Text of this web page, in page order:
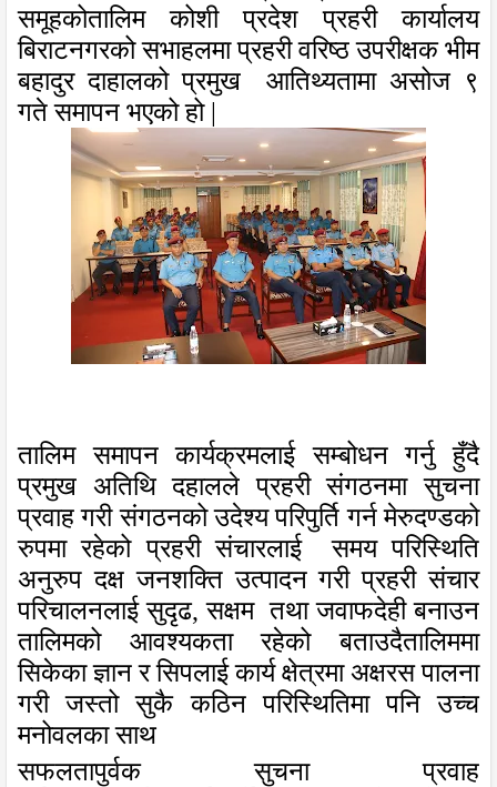
समूहकोतालिम
कोशी प्रदेश प्रहरी कार्यालय
बिराटनगरको सभाहलमा प्रहरी वरिष्ठ उपरीक्षक भीम
बहादुर दाहालको प्रमुखआतिथ्यतामाअसोज ९
गतेसमापन भएको हो|
तालिम समापन कार्यक्रमलाई सम्बोधन गर्नु हुँदै
प्रमुख अतिथिदहाललेप्रहरसंगठनमासुचना
प्रवाह गरी संगठनको उदेश्य परिपुर्ति गर्न मेरुदण्डको
रुपमा रहेको प्रहरी संचारलाई
समय परिस्थिति
अनुरुप दक्ष जनशक्ति उत्पादन गरी प्रहरी संचार
परिचालनलाई सुदृढ,सक्षम तथा जवाफदेही बनाउन
तालिमको आवश्यकता रहेको बताउदैतालिममा
सिकेका ज्ञान र सिपलाई कार्य क्षेत्रमा अक्षरस पालना
गरी जस्तो सुकै कठिन परिस्थितिमा पनि उच्च
मनोवलका साथ
सफलतापुर्वक सुचना प्रवाह